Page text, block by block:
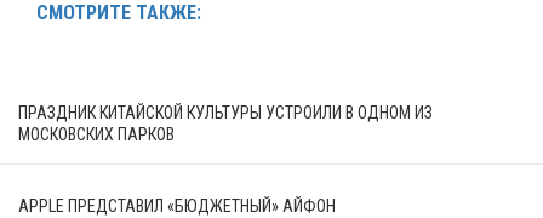
СМОТРИТЕ ТАКЖЕ:
ПРАЗДНИК КИТАЙСКОЙ КУЛЬТУРЫ УСТРОИЛИ В ОДНОМ ИЗ
МОСКОВСКИХ ПАРКОВ
APPLE ПРЕДСТАВИЛ «БЮДЖЕТНЫЙ» АЙФОН